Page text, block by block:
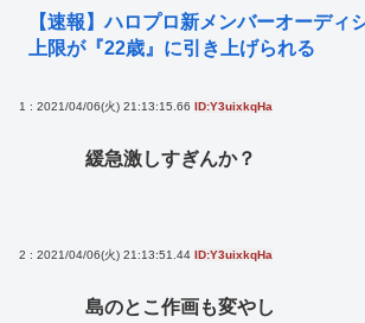
【速報】ハロプロ新メンバーオーディ
上限が『22歳』に引き上げられる
1 : 2021/04/06(火) 21:13:15.66 ID:Y3uixkqHa
緩急激しすぎんか？
2 : 2021/04/06(火) 21:13:51.44 ID:Y3uixkqHa
島のとこ作画も変やし